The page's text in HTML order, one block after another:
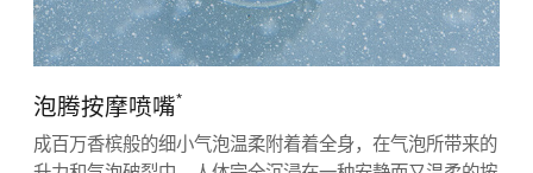
泡腾按摩喷嘴*
成百万香槟般的细小气泡温柔附着着全身，在气泡所带来的